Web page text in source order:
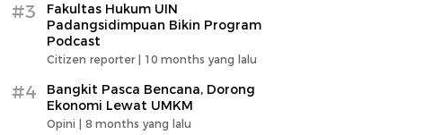
#3
Fakultas Hukum UIN
Padangsidimpuan Bikin Program
Podcast
Citizen reporter | 10 months yang lalu
#4
Bangkit Pasca Bencana, Dorong
Ekonomi Lewat UMKM
Opini | 8 months yang lalu